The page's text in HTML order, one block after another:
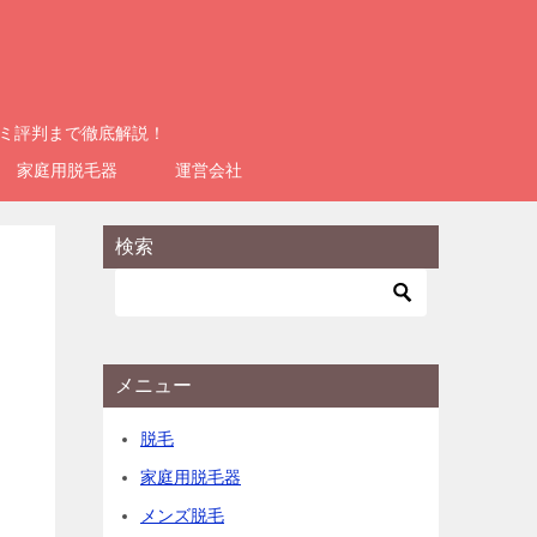
評判まで徹底解説！
家庭用脱毛器
運営会社
検索
メニュー
脱毛
家庭用脱毛器
メンズ脱毛